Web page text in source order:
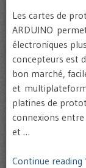
Les cartes de
ARDUINO
électroniques
concepteurs est
bon marché,
et
platines de
connexions
et …
Continue reading